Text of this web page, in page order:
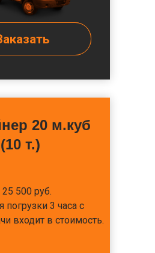
20 м.куб
(10 т.)
25 500 руб.
погрузки 3 часа с
входит в стоимость.